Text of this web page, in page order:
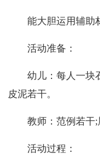
能大胆运用辅助
活动准备：
幼儿：每人一块
皮泥若干。
教师：范例若干;
活动过程：